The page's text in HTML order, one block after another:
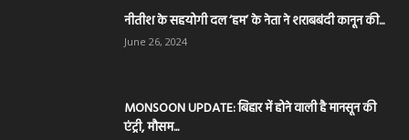
नीतीश के सहयोगी दल ‘हम’ के नेता ने शराबबंदी कानून की...
June 26, 2024
MONSOON UPDATE: बिहार में होने वाली है मानसून की
एंट्री, मौसम...